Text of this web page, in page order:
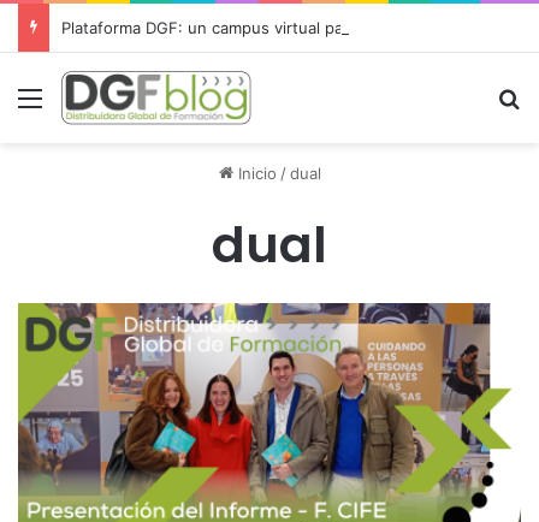
Menú
Inicio / dual
dual